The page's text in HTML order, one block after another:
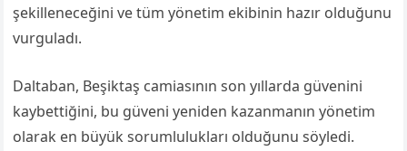
şekilleneceğini ve tüm yönetim ekibinin hazır olduğunu
vurguladı.
Daltaban, Beşiktaş camiasının son yıllarda güvenini
kaybettiğini, bu güveni yeniden kazanmanın yönetim
olarak en büyük sorumlulukları olduğunu söyledi.